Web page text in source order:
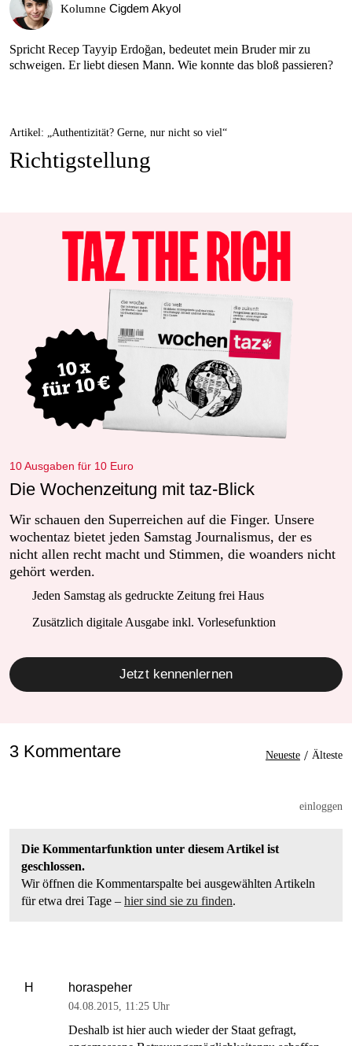
Kolumne Cigdem Akyol
Spricht Recep Tayyip Erdoğan, bedeutet mein Bruder mir zu
schweigen. Er liebt diesen Mann. Wie konnte das bloß passieren?
Artikel: „Authentizität? Gerne, nur nicht so viel“
Richtigstellung
10 Ausgaben für 10 Euro
Die Wochenzeitung mit taz-Blick
Wir schauen den Superreichen auf die Finger. Unsere
wochentaz bietet jeden Samstag Journalismus, der es
nicht allen recht macht und Stimmen, die woanders nicht
gehört werden.
Jeden Samstag als gedruckte Zeitung frei Haus
Zusätzlich digitale Ausgabe inkl. Vorlesefunktion
Jetzt kennenlernen
3 Kommentare Neueste / Älteste
Die Kommentarfunktion unter diesem Artikel ist
geschlossen.
Wir öffnen die Kommentarspalte bei ausgewählten Artikeln
für etwa drei Tage – hier sind sie zu finden.
einloggen
H horaspeher
04.08.2015, 11:25 Uhr
Deshalb ist hier auch wieder der Staat gefragt,